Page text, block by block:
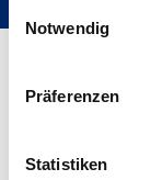
Notwendig
Präferenzen
Statistiken
Metabar